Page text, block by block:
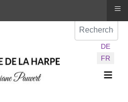
Sélectionnez
DE
FR
≡
≡